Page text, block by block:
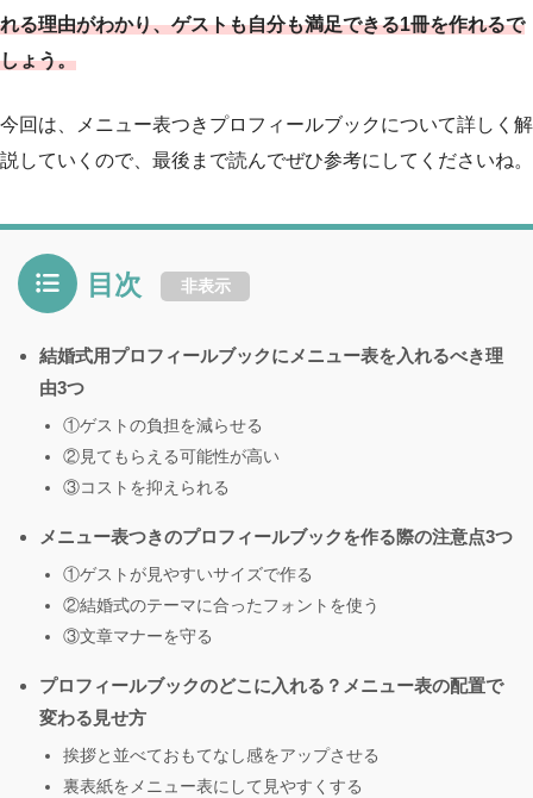
れる理由がわかり、ゲストも自分も満足できる1冊を作れるで
しょう。
今回は、メニュー表つきプロフィールブックについて詳しく解
説していくので、最後まで読んでぜひ参考にしてくださいね。
目次 非表示
結婚式用プロフィールブックにメニュー表を入れるべき理
由3つ
①ゲストの負担を減らせる
②見てもらえる可能性が高い
③コストを抑えられる
メニュー表つきのプロフィールブックを作る際の注意点3つ
①ゲストが見やすいサイズで作る
②結婚式のテーマに合ったフォントを使う
③文章マナーを守る
プロフィールブックのどこに入れる？メニュー表の配置で
変わる見せ方
挨拶と並べておもてなし感をアップさせる
裏表紙をメニュー表にして見やすくする